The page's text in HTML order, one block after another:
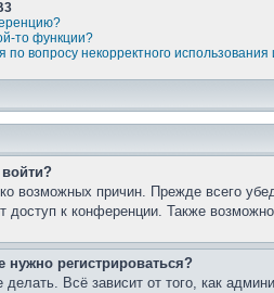
то функции?
по вопросу некорректного
возможных причин. Прежде всего
доступ к конференции. Также
регистрироваться?
делать. Всё зависит от того, как